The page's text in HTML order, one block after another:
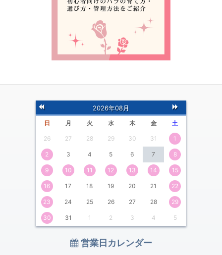
前
の月
次
の月
2026年08月
日 月 火 水 木 金 土
26 27 28 29 30 31 1
2 3 4 5 6 7 8
9 10 11 12 13 14 15
16 17 18 19 20 21 22
23 24 25 26 27 28 29
30 31 1 2 3 4 5
営業日カレンダー